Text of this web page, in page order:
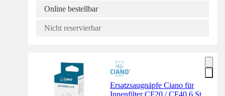
Online bestellbar
Nicht reservierbar
Ersatzsaugnäpfe Ciano für
Innenfilter CF20 / CF40 6 St.